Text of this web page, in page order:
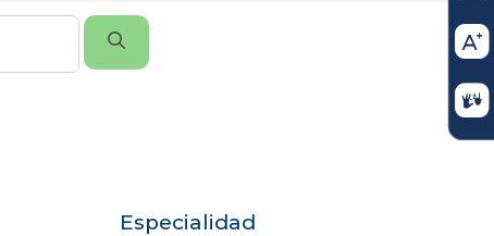
Especialidad